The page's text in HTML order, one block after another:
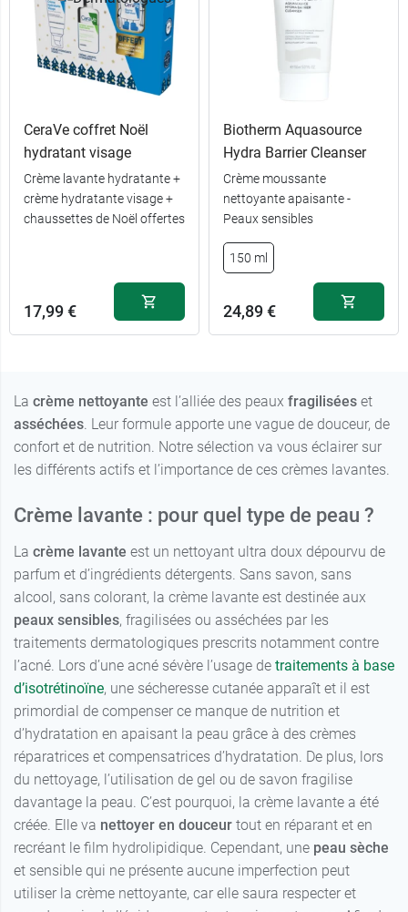
CeraVe coffret Noël
hydratant visage
Crème lavante hydratante +
crème hydratante visage +
chaussettes de Noël offertes
17,99 €
Biotherm Aquasource
Hydra Barrier Cleanser
Crème moussante
nettoyante apaisante -
Peaux sensibles
150 ml
24,89 €
La crème nettoyante est l’alliée des peaux fragilisées et
asséchées. Leur formule apporte une vague de douceur, de
confort et de nutrition. Notre sélection va vous éclairer sur
les différents actifs et l’importance de ces crèmes lavantes.
Crème lavante : pour quel type de peau ?
La crème lavante est un nettoyant ultra doux dépourvu de
parfum et d’ingrédients détergents. Sans savon, sans
alcool, sans colorant, la crème lavante est destinée aux
peaux sensibles, fragilisées ou asséchées par les
traitements dermatologiques prescrits notamment contre
l’acné. Lors d’une acné sévère l’usage de traitements à base
d’isotrétinoïne, une sécheresse cutanée apparaît et il est
primordial de compenser ce manque de nutrition et
d’hydratation en apaisant la peau grâce à des crèmes
réparatrices et compensatrices d’hydratation. De plus, lors
du nettoyage, l’utilisation de gel ou de savon fragilise
davantage la peau. C’est pourquoi, la crème lavante a été
créée. Elle va nettoyer en douceur tout en réparant et en
recréant le film hydrolipidique. Cependant, une peau sèche
et sensible qui ne présente aucune imperfection peut
utiliser la crème nettoyante, car elle saura respecter et